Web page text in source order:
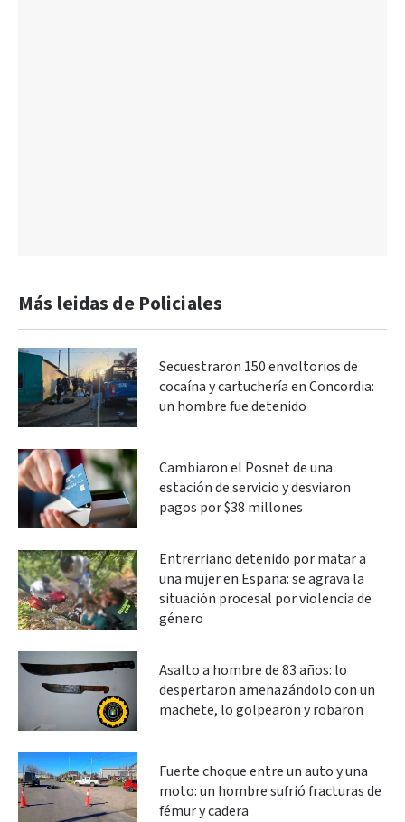
Más leidas de Policiales
Secuestraron 150 envoltorios de
cocaína y cartuchería en Concordia:
un hombre fue detenido
Cambiaron el Posnet de una
estación de servicio y desviaron
pagos por $38 millones
Entrerriano detenido por matar a
una mujer en España: se agrava la
situación procesal por violencia de
género
Asalto a hombre de 83 años: lo
despertaron amenazándolo con un
machete, lo golpearon y robaron
Fuerte choque entre un auto y una
moto: un hombre sufrió fracturas de
fémur y cadera